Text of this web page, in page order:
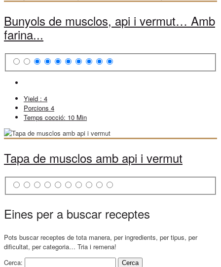
Bunyols de musclos, api i vermut… Amb
farina...
Yield : 4
Porcions 4
Temps cocció: 10 Min
Tapa de musclos amb api i vermut
Eines per a buscar receptes
Pots buscar receptes de tota manera, per ingredients, per tipus, per
dificultat, per categoria… Tria i remena!
Cerca: